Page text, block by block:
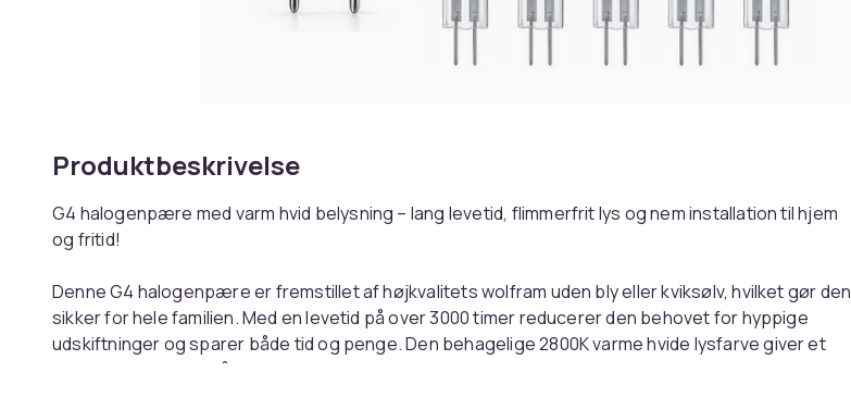
Produktbeskrivelse
G4 halogenpære med varm hvid belysning – lang levetid, flimmerfrit lys og nem installation til hjem
og fritid!
Denne G4 halogenpære er fremstillet af højkvalitets wolfram uden bly eller kviksølv, hvilket gør den
sikker for hele familien. Med en levetid på over 3000 timer reducerer den behovet for hyppige
udskiftninger og sparer både tid og penge. Den behagelige 2800K varme hvide lysfarve giver et
blødt skær, der er skånsomt for øjnene og skaber en hyggelig atmosfære.